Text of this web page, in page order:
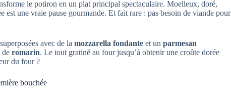
le potiron en un plat principal spectaculaire. Moelleux, doré,
une vraie pause gourmande. Et fait rare : pas besoin de viande pour
avec de la mozzarella fondante et un parmesan
de romarin. Le tout gratiné au four jusqu’à obtenir une croûte dorée
du four ?
bouchée